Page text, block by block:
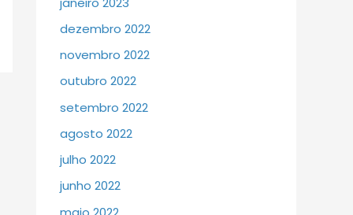
dezembro 2022
novembro 2022
outubro 2022
setembro 2022
agosto 2022
julho 2022
junho 2022